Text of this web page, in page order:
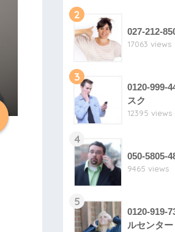
2
027-212-
17063 views
3
0120-999-
スク
12395 views
4
050-5805-
9465 views
5
0120-919-
ルセンター